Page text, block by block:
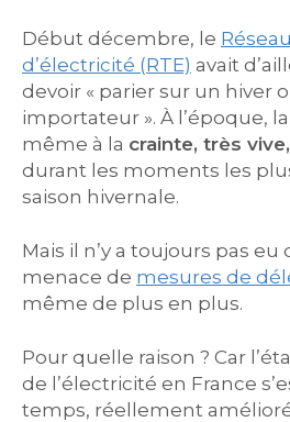
Début décembre, le
d’électricité (RTE) avait
devoir « parier sur un hiver
importateur ». À l’époque,
même à la crainte, très
durant les moments les
saison hivernale.
Mais il n’y a toujours pas
menace de mesures de
même de plus en plus.
Pour quelle raison ? Car
de l’électricité en France
temps, réellement